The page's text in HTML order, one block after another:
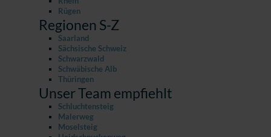
Rügen
Regionen S-Z
Saarland
Sächsische Schweiz
Schwarzwald
Schwäbische Alb
Thüringen
Unser Team empfiehlt
Schluchtensteig
Malerweg
Moselsteig